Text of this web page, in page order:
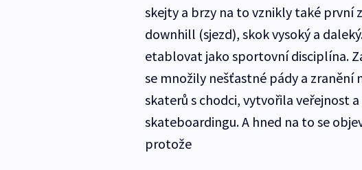
skejty a brzy na to vznikly také první
downhill (sjezd), skok vysoký a
etablovat jako sportovní disciplína.
se množily nešťastné pády a zranění
skaterů s chodci, vytvořila veřejnost
skateboardingu. A hned na to se
protože